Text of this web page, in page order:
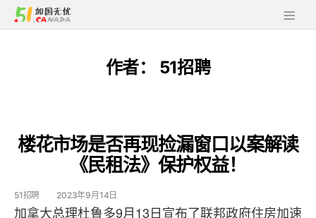
作者： 51招聘
楼花市场是否再现捡漏窗口以案解读
《民租法》保护权益！
51招聘 2023年9月14日
加拿大总理杜鲁多9月13日宣布了联邦政府住房加速